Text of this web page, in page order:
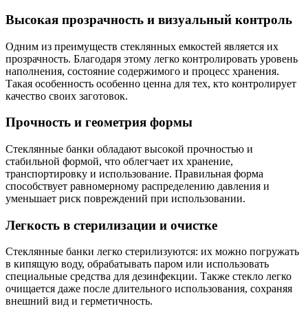
Высокая прозрачность и визуальный контроль
Одним из преимуществ стеклянных емкостей является их
прозрачность. Благодаря этому легко контролировать уровень
наполнения, состояние содержимого и процесс хранения.
Такая особенность особенно ценна для тех, кто контролирует
качество своих заготовок.
Прочность и геометрия формы
Стеклянные банки обладают высокой прочностью и
стабильной формой, что облегчает их хранение,
транспортировку и использование. Правильная форма
способствует равномерному распределению давления и
уменьшает риск повреждений при использовании.
Легкость в стерилизации и очистке
Стеклянные банки легко стерилизуются: их можно погружать
в кипящую воду, обрабатывать паром или использовать
специальные средства для дезинфекции. Также стекло легко
очищается даже после длительного использования, сохраняя
внешний вид и герметичность.